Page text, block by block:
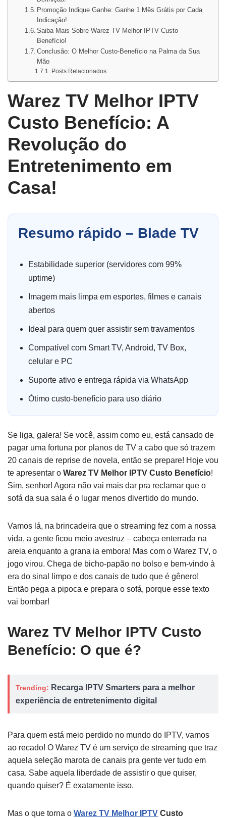
Promoção Indique Ganhe: Ganhe 1 Mês Grátis por Cada
Indicação!
Saiba Mais Sobre Warez TV Melhor IPTV Custo
Benefício!
Conclusão: O Melhor Custo-Benefício na Palma da Sua
Mão
Posts Relacionados:
Warez TV Melhor IPTV
Custo Benefício: A
Revolução do
Entretenimento em
Casa!
Resumo rápido – Blade TV
Estabilidade superior (servidores com 99%
uptime)
Imagem mais limpa em esportes, filmes e canais
abertos
Ideal para quem quer assistir sem travamentos
Compatível com Smart TV, Android, TV Box,
celular e PC
Suporte ativo e entrega rápida via WhatsApp
Ótimo custo-benefício para uso diário
Se liga, galera! Se você, assim como eu, está cansado de
pagar uma fortuna por planos de TV a cabo que só trazem
20 canais de reprise de novela, então se prepare! Hoje vou
te apresentar o Warez TV Melhor IPTV Custo Benefício!
Sim, senhor! Agora não vai mais dar pra reclamar que o
sofá da sua sala é o lugar menos divertido do mundo.
Vamos lá, na brincadeira que o streaming fez com a nossa
vida, a gente ficou meio avestruz – cabeça enterrada na
areia enquanto a grana ia embora! Mas com o Warez TV, o
jogo virou. Chega de bicho-papão no bolso e bem-vindo à
era do sinal limpo e dos canais de tudo que é gênero!
Então pega a pipoca e prepara o sofá, porque esse texto
vai bombar!
Warez TV Melhor IPTV Custo
Benefício: O que é?
Trending: Recarga IPTV Smarters para a melhor
experiência de entretenimento digital
Para quem está meio perdido no mundo do IPTV, vamos
ao recado! O Warez TV é um serviço de streaming que traz
aquela seleção marota de canais pra gente ver tudo em
casa. Sabe aquela liberdade de assistir o que quiser,
quando quiser? É exatamente isso.
Mas o que torna o Warez TV Melhor IPTV Custo